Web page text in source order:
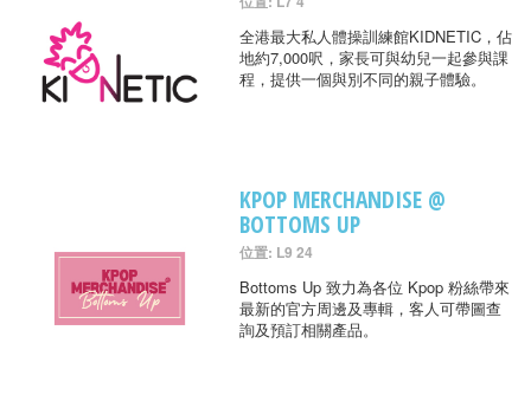
全港最大私人體操訓練館KIDNETIC，佔
地約7,000呎，家長可與幼兒一起參與課
程，提供一個與別不同的親子體驗。
KPOP MERCHANDISE @
BOTTOMS UP
位置: L9 24
Bottoms Up 致力為各位 Kpop 粉絲帶來
最新的官方周邊及專輯，客人可帶圖查
詢及預訂相關產品。